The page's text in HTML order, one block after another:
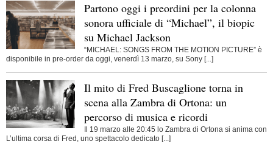
Partono oggi i preordini per la colonna
sonora ufficiale di “Michael”, il biopic
su Michael Jackson
“MICHAEL: SONGS FROM THE MOTION PICTURE” è
disponibile in pre-order da oggi, venerdì 13 marzo, su Sony [...]
Il mito di Fred Buscaglione torna in
scena alla Zambra di Ortona: un
percorso di musica e ricordi
Il 19 marzo alle 20:45 lo Zambra di Ortona si anima con
L’ultima corsa di Fred, uno spettacolo dedicato [...]